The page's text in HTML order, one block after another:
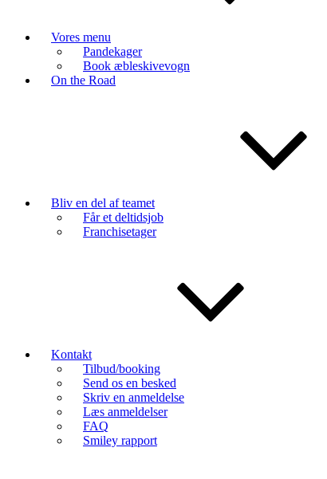
Vores menu
Pandekager
Book æbleskivevogn
On the Road
Bliv en del af teamet
Får et deltidsjob
Franchisetager
Kontakt
Tilbud/booking
Send os en besked
Skriv en anmeldelse
Læs anmeldelser
FAQ
Smiley rapport